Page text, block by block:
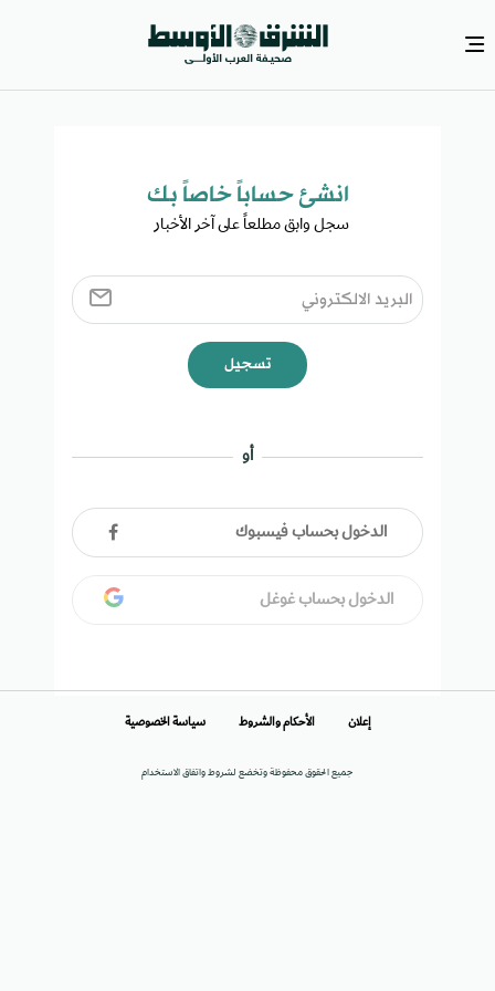
انشئ حساباً خاصاً بك​
سجل وابق مطلعاً على آخر الأخبار ​
تسجيل
أو
الدخول بحساب فيسبوك
الدخول بحساب غوغل
جميع الحقوق محفوظة وتخضع لشروط واتفاق الاستخدام
إعلان الأحكام والشروط سياسة الخصوصية